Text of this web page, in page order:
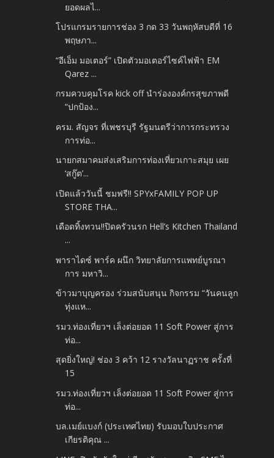
ยอดผลไ...
โปรแกรมรายการช่อง 3 กด 33 วันพฤหัสบดีที่ 16
พฤษภา...
“อีเอ็ม มอเตอร์” เปิดตัวมอเตอร์ไซค์ไฟฟ้า EM
Qarez ...
กรมควบคุมโรค kick off นำร่ององค์กรสุขภาพดี
“ปกป้อง...
ครม. สัญจร ที่เพชรบุรี รัฐมนตรีว่าการกระทรวง
การท่อ...
นายกสมาคมส่งเสริมการท่องเที่ยวเกาะสมุย เผย
‘สกู๊ต’...
เปิดแล้ววันนี้ ชมฟรี!! SPYxFAMILY POP UP
STORE THA...
เดือดทิ้งทวน!!ปิดครัวนรก Hell’s Kitchen Thailand
...
พาราไดซ์ พาร์ค ผนึก วิทยาลัยการแพทย์บูรณา
การ มหาวิ...
ข้าวมาบุญครอง ร่วมสนับสนุน กิจกรรม “วันคนลูก
ทุ่งแห...
รมว.ท่องเที่ยวฯ เล็งต่อยอด 11 Soft Power สู่การ
ท่อ...
สุดยิ่งใหญ่! ช่อง 3 คว้า 12 รางวัลนาฏราช ครั้งที่
15
รมว.ท่องเที่ยวฯ เล็งต่อยอด 11 Soft Power สู่การ
ท่อ...
บล.เมย์แบงก์ (ประเทศไทย) รับมอบใบประกาศ
เกียรติคุณ ...